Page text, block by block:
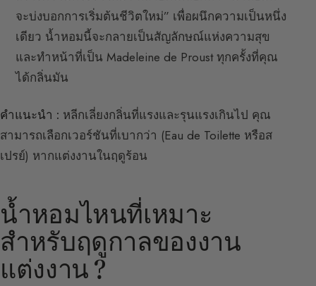
จะบ่งบอกการเริ่มต้นชีวิตใหม่” เพื่อผนึกความเป็นหนึ่ง
เดียว น้ำหอมนี้จะกลายเป็นสัญลักษณ์แห่งความสุข
และทำหน้าที่เป็น Madeleine de Proust ทุกครั้งที่คุณ
ได้กลิ่นมัน
คำแนะนำ : หลีกเลี่ยงกลิ่นที่แรงและรุนแรงเกินไป คุณ
สามารถเลือกเวอร์ชันที่เบากว่า (Eau de Toilette หรือส
เปรย์) หากแต่งงานในฤดูร้อน
น้ำหอมไหนที่เหมาะ
สำหรับฤดูกาลของงาน
แต่งงาน ?